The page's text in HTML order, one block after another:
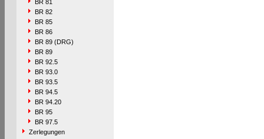
BR 81
BR 82
BR 85
BR 86
BR 89 (DRG)
BR 89
BR 92.5
BR 93.0
BR 93.5
BR 94.5
BR 94.20
BR 95
BR 97.5
Zerlegungen